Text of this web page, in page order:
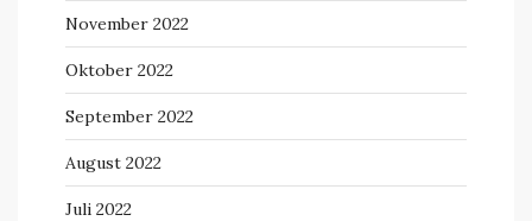
November 2022
Oktober 2022
September 2022
August 2022
Juli 2022